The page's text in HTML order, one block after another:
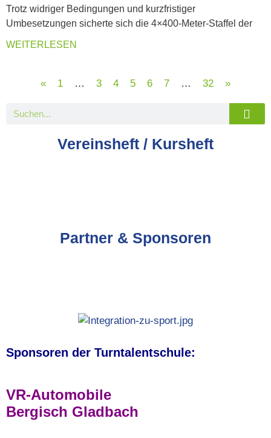
Trotz widriger Bedingungen und kurzfristiger
Umbesetzungen sicherte sich die 4×400-Meter-Staffel der
WEITERLESEN
« 1 … 3 4 5 6 7 … 32 »
Vereinsheft / Kursheft
Partner & Sponsoren
Sponsoren der Turntalentschule:
VR-Automobile
Bergisch Gladbach